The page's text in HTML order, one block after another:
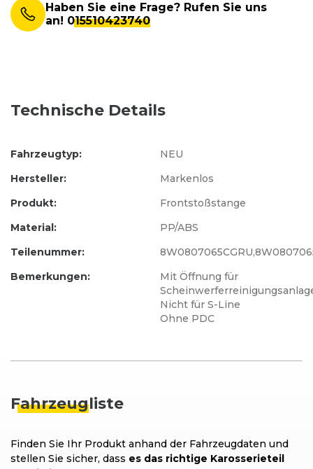
Haben Sie eine Frage? Rufen Sie uns
an! 015510423740
Technische Details
Hersteller:
Markenlos
Produkt:
Frontstoßstange
Fahrzeugtyp: NEU
Material:
PP/ABS
Teilenummer:
Bemerkungen:
Mit Öffnung für
Nicht für S-Line
Ohne PDC
Fahrzeugliste
Finden Sie Ihr Produkt anhand der Fahrzeugdaten und
stellen Sie sicher, dass es das richtige Karosserieteil